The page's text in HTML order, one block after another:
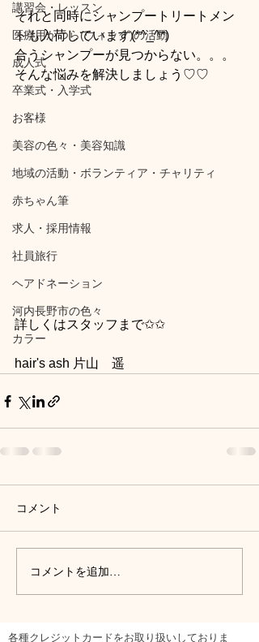
講習会・レッスン
医療用かつら(ウィッグ)の活動
成人式
卒業式・入学式
お客様
美容の色々・美容知識
地域の活動・ボランティア・チャリティ
赤ちゃん筆
求人・採用情報
社員旅行
ヘアドネーション
河内長野市の色々
カラー
それと同時にシャンプートリートメン
トも入荷しています(*^_^*)
合うシャンプーが見つからない。。。
そんな悩みを解決しましょう♡♡
詳しくはスタッフまで✩✩
hair's ash 片山　遥
コメント
コメントを追加…
各種クレジットカードをお取り扱いしておりま